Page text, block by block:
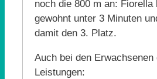
noch die 800 m an: Fiorella
gewohnt unter 3 Minuten
damit den 3. Platz.
Auch bei den
Leistungen: